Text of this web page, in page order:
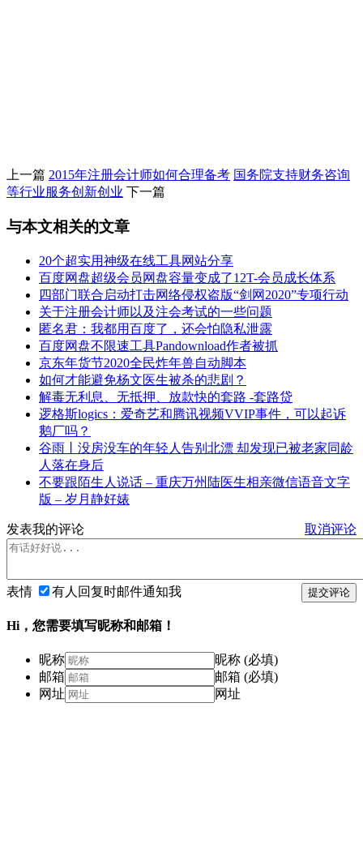
上一篇 2015年注册会计师如何合理备考 国务院支持财务咨询
等行业服务创新创业 下一篇
与本文相关的文章
20个超实用神级在线工具网站分享
百度网盘超级会员网盘容量变成了12T-会员成长体系
四部门联合启动打击网络侵权盗版“剑网2020”专项行动
关于注册会计师以及注会考试的一些问题
匿名君：我都用百度了，还会怕隐私泄露
百度网盘不限速工具Pandownload作者被抓
京东年货节2020全民炸年兽自动脚本
如何才能避免杨文医生被杀的悲剧？
解毒无利息、无抵押、放款快的套路 -套路贷
逻格斯logics：爱奇艺和腾讯视频VVIP事件，可以起诉
鹅厂吗？
谷雨丨没房没车的年轻人告别北漂 却发现已被老家同龄
人落在身后
不要跟陌生人说话 – 重庆万州陆医生相亲微信语音文字
版 – 岁月静好婊
发表我的评论 取消评论
提交评论
表情 有人回复时邮件通知我
Hi，您需要填写昵称和邮箱！
昵称
昵称 (必填)
邮箱
邮箱 (必填)
网址
网址